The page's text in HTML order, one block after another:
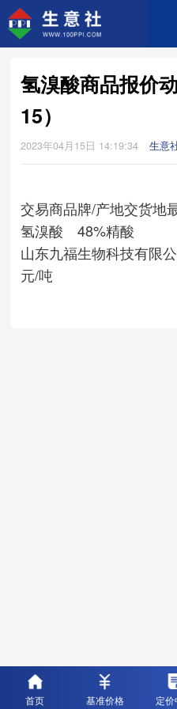
氢溴酸商品报价
15）
2023年04月15日 14:19:34 生意
交易商品牌/产地交货地
氢溴酸 48%精酸
山东九福生物科技有限
元/吨
首页 基准价格 定价